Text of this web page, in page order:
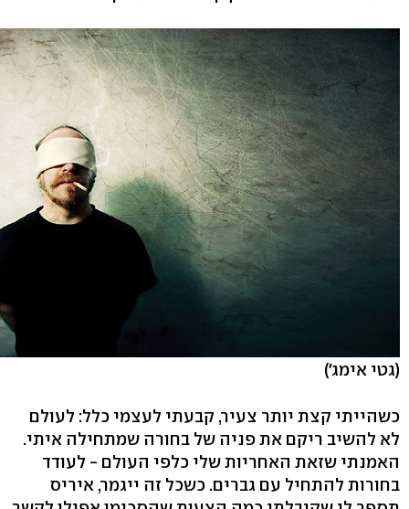
(גטי אימג')
כשהייתי קצת יותר צעיר, קבעתי לעצמי כלל: לעולם
לא להשיב ריקם את פניה של בחורה שמתחילה איתי.
האמנתי שזאת האחריות שלי כלפי העולם - לעודד
בחורות להתחיל עם גברים. כשכל זה ייגמר, איריס